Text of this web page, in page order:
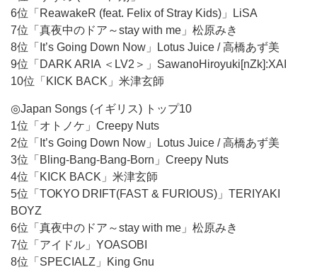
6位「ReawakeR (feat. Felix of Stray Kids)」LiSA
7位「真夜中のドア～stay with me」松原みき
8位「It’s Going Down Now」Lotus Juice / 高橋あず美
9位「DARK ARIA ＜LV2＞」SawanoHiroyuki[nZk]:XAI
10位「KICK BACK」米津玄師
◎Japan Songs (イギリス) トップ10
1位「オトノケ」Creepy Nuts
2位「It’s Going Down Now」Lotus Juice / 高橋あず美
3位「Bling-Bang-Bang-Born」Creepy Nuts
4位「KICK BACK」米津玄師
5位「TOKYO DRIFT(FAST & FURIOUS)」TERIYAKI
BOYZ
6位「真夜中のドア～stay with me」松原みき
7位「アイドル」YOASOBI
8位「SPECIALZ」King Gnu